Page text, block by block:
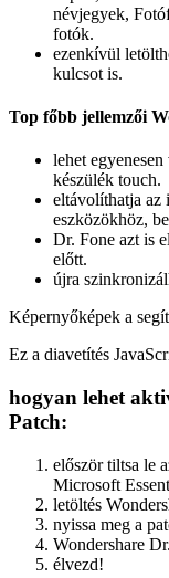
névjegyek,
fotók.
ezenkívül
kulcsot is.
Top főbb jellemzői
lehet
készülék touch.
eltávolíthatja az
eszközökhöz,
Dr. Fone azt is
előtt.
újra
Képernyőképek a
Ez a diavetítés
hogyan lehet
Patch:
először tiltsa le
Microsoft
letöltés
nyissa meg a
Wondershare
élvezd!